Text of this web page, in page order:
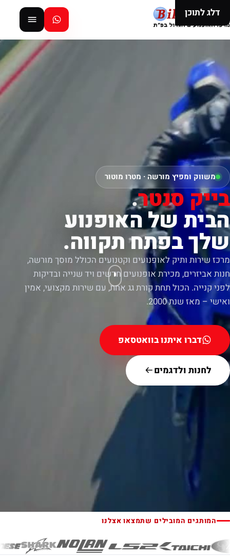
דלג לתוכן
משווק ומפיץ מורשה · מטרו מוטור
בייק סנטר.
הבית של האופנוע
שלך בפתח תקווה.
מרכז שירות ותיק לאופנועים וקטנועים הכולל מוסך מורשה,
חנות אביזרים, מכירת אופנועים חדשים ויד שנייה ובדיקות
לפני קנייה. הכול תחת קורת גג אחת, עם שירות מקצועי, אמין
ואישי – מאז שנת 2000.
דברו איתנו בוואטסאפ
לחנות ולדגמים
המותגים המובילים שתמצאו אצלנו